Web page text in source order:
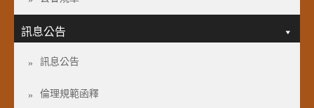
訊息公告
訊息公告
倫理規範函釋